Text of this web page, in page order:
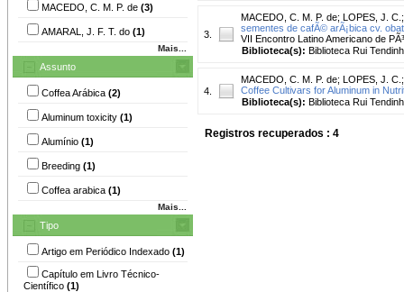
MACEDO, C. M. P. de (3)
AMARAL, J. F. T. do (1)
Mais...
Assunto
Coffea Arábica (2)
Aluminum toxicity (1)
Alumínio (1)
Breeding (1)
Coffea arabica (1)
Mais...
Tipo
Artigo em Periódico Indexado (1)
Capítulo em Livro Técnico-
Científico (1)
3.
MACEDO, C. M. P. de; LOPES, J. C.
sementes de cafÃ© arÃ¡bica cv.
VII Encontro Latino Americano de
Biblioteca(s): Biblioteca Rui
4.
MACEDO, C. M. P. de; LOPES, J. C.
Coffee Cultivars for Aluminum in
Biblioteca(s): Biblioteca Rui
Registros recuperados : 4